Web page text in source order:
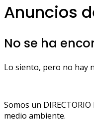
Anuncios
No se ha
Lo siento, pero no hay
Somos un
medio ambiente.